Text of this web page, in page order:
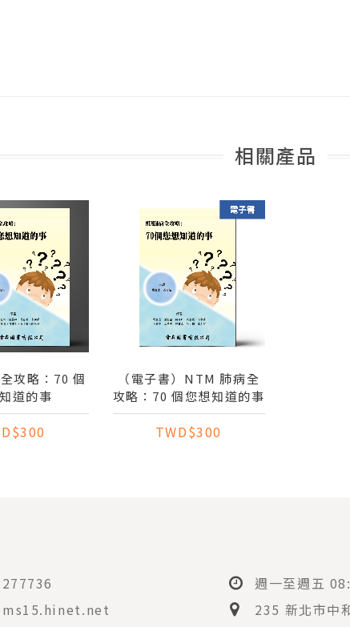
相關產品
攻略：70 個
道的事
（電子書）NTM 肺病全
攻略：70 個您想知道的事
TWD$300
週一至週五
235 新北市中